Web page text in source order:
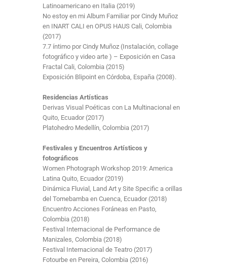
Latinoamericano en Italia (2019)
No estoy en mi Album Familiar por Cindy Muñoz
en INART CALI en OPUS HAUS Cali, Colombia
(2017)
7.7 íntimo por Cindy Muñoz (Instalación, collage
fotográfico y video arte ) – Exposición en Casa
Fractal Cali, Colombia (2015)
Exposición Blipoint en Córdoba, España (2008).
Residencias Artísticas
Derivas Visual Poéticas con La Multinacional en
Quito, Ecuador (2017)
Platohedro Medellín, Colombia (2017)
Festivales y Encuentros Artísticos y
fotográficos
Women Photograph Workshop 2019: America
Latina Quito, Ecuador (2019)
Dinámica Fluvial, Land Art y Site Specific a orillas
del Tomebamba en Cuenca, Ecuador (2018)
Encuentro Acciones Foráneas en Pasto,
Colombia (2018)
Festival Internacional de Performance de
Manizales, Colombia (2018)
Festival Internacional de Teatro (2017)
Fotourbe en Pereira, Colombia (2016)